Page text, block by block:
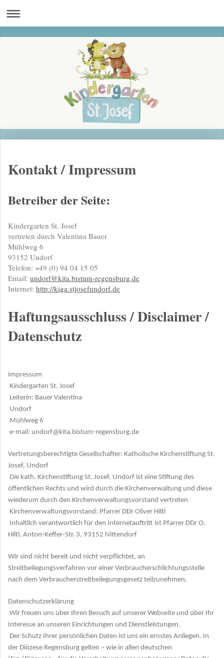
Kontakt / Impressum
Betreiber der Seite:
Kindergarten St. Josef
vertreten durch Valentina Bauer
Mühlweg 6
93152 Undorf
Telefon: +49 (0) 94 04 15 05
Email: undorf@kita.bistum-regensburg.de
Internet: http://kiga.stjosefundorf.de
Haftungsausschluss / Disclaimer /
Datenschutz
Impressum
Kindergarten St. Josef
Leiterin: Bauer Valentina
Undorf
Mühlweg 6
e-mail: undorf@kita.bistum-regensburg.de
Vertretungsberechtigte Gesellschafter: Katholische Kirchenstiftung St.
Josef, Undorf
Die kath. Kirchenstiftung St. Josef, Undorf ist eine Stiftung des
öffentlichen Rechts und wird durch die Kirchenverwaltung und diese
wiederum durch den Kirchenverwaltungsvorstand vertreten
Kirchenverwaltungsvorstand: Pfarrer DDr Oliver Hiltl
Inhaltlich verantwortlich für den Internetauftritt ist Pfarrer DDr O.
Hiltl, Anton-Keffer-Str. 3, 93152 Nittendorf
Wir sind nicht bereit und nicht verpflichtet, an
Streitbeilegungsverfahren vor einer Verbraucherschlichtungsstelle
nach dem Verbraucherstreitbeilegungsgesetz teilzunehmen.
Datenschutzerklärung
Wir freuen uns über Ihren Besuch auf unserer Webseite und über Ihr
Interesse an unseren Einrichtungen und Dienstleistungen.
Der Schutz Ihrer persönlichen Daten ist uns ein ernstes Anliegen. In
der Diözese Regensburg gelten – wie in allen deutschen